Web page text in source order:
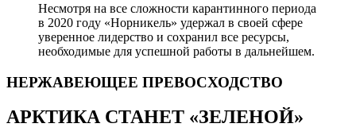
Несмотря на все сложности карантинного периода
в 2020 году «Норникель» удержал в своей сфере
уверенное лидерство и сохранил все ресурсы,
необходимые для успешной работы в дальнейшем.
НЕРЖАВЕЮЩЕЕ ПРЕВОСХОДСТВО
АРКТИКА СТАНЕТ «ЗЕЛЕНОЙ»